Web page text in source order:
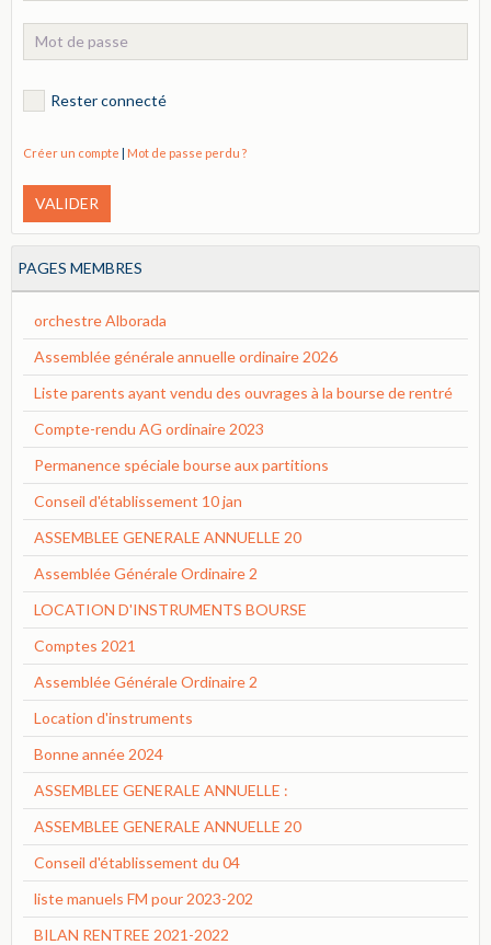
Rester connecté
Créer un compte | Mot de passe perdu ?
VALIDER
PAGES MEMBRES
orchestre Alborada
Assemblée générale annuelle ordinaire 2026
Liste parents ayant vendu des ouvrages à la bourse de rentré
Compte-rendu AG ordinaire 2023
Permanence spéciale bourse aux partitions
Conseil d'établissement 10 jan
ASSEMBLEE GENERALE ANNUELLE 20
Assemblée Générale Ordinaire 2
LOCATION D'INSTRUMENTS BOURSE
Comptes 2021
Assemblée Générale Ordinaire 2
Location d'instruments
Bonne année 2024
ASSEMBLEE GENERALE ANNUELLE :
ASSEMBLEE GENERALE ANNUELLE 20
Conseil d'établissement du 04
liste manuels FM pour 2023-202
BILAN RENTREE 2021-2022